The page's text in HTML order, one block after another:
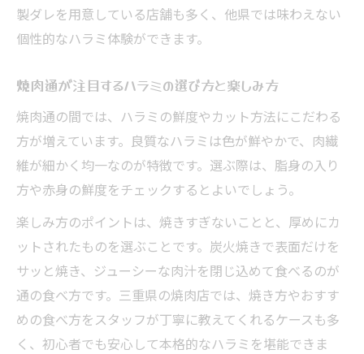
製ダレを用意している店舗も多く、他県では味わえない
個性的なハラミ体験ができます。
焼肉通が注目するハラミの選び方と楽しみ方
焼肉通の間では、ハラミの鮮度やカット方法にこだわる
方が増えています。良質なハラミは色が鮮やかで、肉繊
維が細かく均一なのが特徴です。選ぶ際は、脂身の入り
方や赤身の鮮度をチェックするとよいでしょう。
楽しみ方のポイントは、焼きすぎないことと、厚めにカ
ットされたものを選ぶことです。炭火焼きで表面だけを
サッと焼き、ジューシーな肉汁を閉じ込めて食べるのが
通の食べ方です。三重県の焼肉店では、焼き方やおすす
めの食べ方をスタッフが丁寧に教えてくれるケースも多
く、初心者でも安心して本格的なハラミを堪能できま